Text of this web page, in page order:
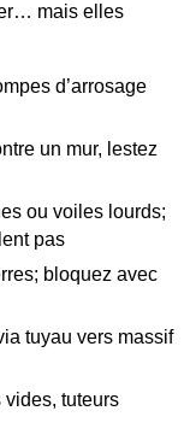
mais elles
d’arrosage
un mur, lestez
ou voiles lourds;
pas
bloquez avec
tuyau vers massif
vides, tuteurs